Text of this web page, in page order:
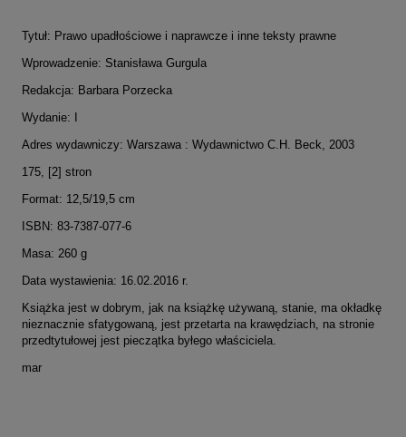
Tytuł: Prawo upadłościowe i naprawcze i inne teksty prawne
Wprowadzenie: Stanisława Gurgula
Redakcja: Barbara Porzecka
Wydanie: I
Adres wydawniczy: Warszawa : Wydawnictwo C.H. Beck, 2003
175, [2] stron
Format: 12,5/19,5 cm
ISBN: 83-7387-077-6
Masa: 260 g
Data wystawienia: 16.02.2016 r.
Książka jest w dobrym, jak na książkę używaną, stanie, ma okładkę
nieznacznie sfatygowaną, jest przetarta na krawędziach, na stronie
przedtytułowej jest pieczątka byłego właściciela.
mar